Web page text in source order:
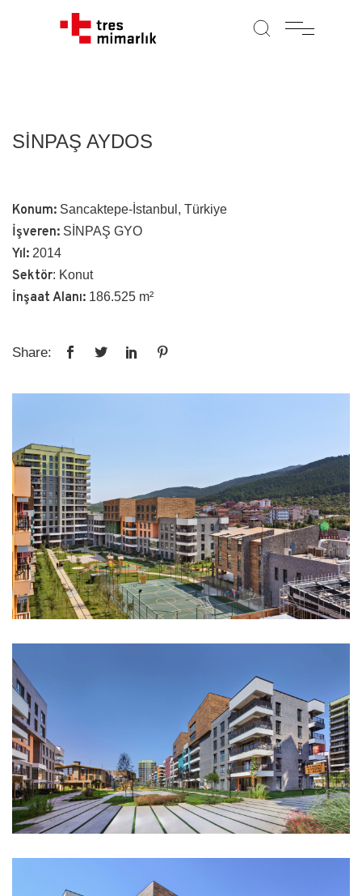
SİNPAŞ AYDOS
Konum: Sancaktepe-İstanbul, Türkiye
İşveren: SİNPAŞ GYO
Yıl: 2014
Sektör: Konut
İnşaat Alanı: 186.525 m²
Share: